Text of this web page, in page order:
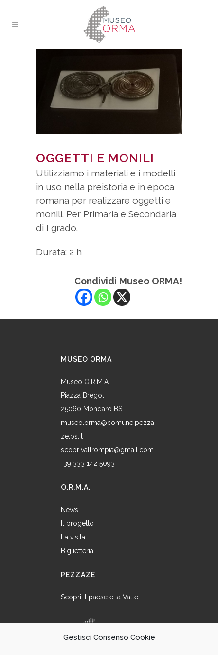
Gestisci Consenso Cookie
OGGETTI E MONILI
Utilizziamo i materiali e i modelli
in uso nella preistoria e in epoca
romana per realizzare oggetti e
monili. Per Primaria e Secondaria
di I grado.
Durata: 2 h
Condividi Museo ORMA!
MUSEO ORMA
Museo O.R.M.A.
Piazza Bregoli
25060 Mondaro BS
museo.orma@comune.pezza
ze.bs.it
scoprivaltrompia@gmail.com
+39 333 142 5093
O.R.M.A.
News
Il progetto
La visita
Biglietteria
PEZZAZE
Scopri il paese e la Valle